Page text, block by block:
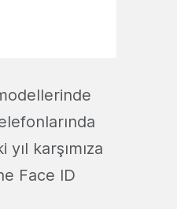
karşımıza
Face ID